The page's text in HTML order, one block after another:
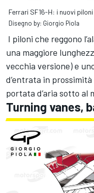
Ferrari SF16-H: i nuovi
Disegno by: Giorgio Piola
I piloni che reggono
una maggiore
vecchia versione) e
d’entrata in
portata d’aria sotto al
Turning vanes,